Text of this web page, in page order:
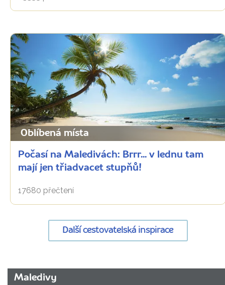
Oblíbená místa
Počasí na Maledivách: Brrr... v lednu tam
mají jen třiadvacet stupňů!
17680 přečtení
Další cestovatelská inspirace
URL
Maledivy